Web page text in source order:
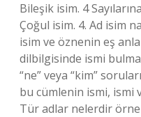
Bileşik isim. 4
Çoğul isim. 4. Ad isim
isim ve öznenin eş
dilbilgisinde ismi
“ne” veya “kim”
bu cümlenin ismi, ismi
Tür adlar nelerdir